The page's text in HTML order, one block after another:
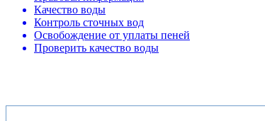
Качество воды
Контроль сточных вод
Освобождение от уплаты пеней
Проверить качество воды